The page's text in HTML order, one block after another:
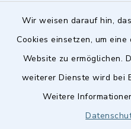
Wir weisen darauf hin,
Cookies einsetzen, um
Website zu ermöglichen.
weiterer Dienste wird bei
Weitere